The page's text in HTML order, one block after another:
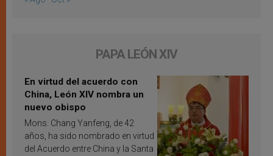
PAPA LEÓN XIV
En virtud del acuerdo con
China, León XIV nombra un
nuevo obispo
Mons. Chang Yanfeng, de 42
años, ha sido nombrado en virtud
del Acuerdo entre China y la Santa